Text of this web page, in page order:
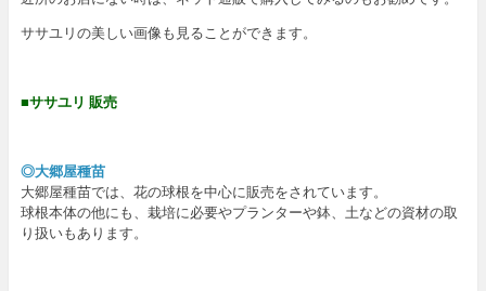
ササユリの美しい画像も見ることができます。
■ササユリ 販売
◎大郷屋種苗
大郷屋種苗では、花の球根を中心に販売をされています。
球根本体の他にも、栽培に必要やプランターや鉢、土などの資材の取
り扱いもあります。